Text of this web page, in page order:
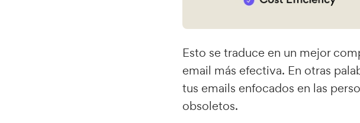
Esto se traduce en un mejor
email más efectiva. En otras
tus emails enfocados en las
obsoletos.